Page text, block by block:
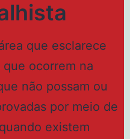
que esclarece
ocorrem na
não possam ou
por meio de
existem